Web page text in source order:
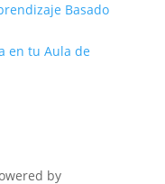
Basado
en tu Aula de
by